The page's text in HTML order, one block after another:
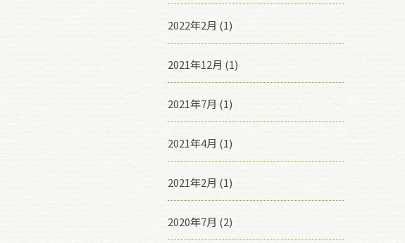
2022年2月 (1)
2021年12月 (1)
2021年7月 (1)
2021年4月 (1)
2021年2月 (1)
2020年7月 (2)